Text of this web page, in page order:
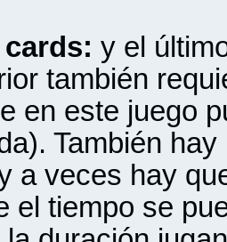
y el
también
en este juego
También
a veces hay
el tiempo se